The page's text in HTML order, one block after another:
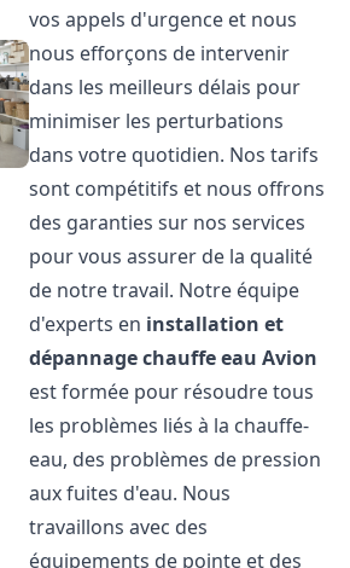
vos appels d'urgence et nous
nous efforçons de intervenir
dans les meilleurs délais pour
minimiser les perturbations
dans votre quotidien. Nos tarifs
sont compétitifs et nous offrons
des garanties sur nos services
pour vous assurer de la qualité
de notre travail. Notre équipe
d'experts en installation et
dépannage chauffe eau Avion
est formée pour résoudre tous
les problèmes liés à la chauffe-
eau, des problèmes de pression
aux fuites d'eau. Nous
travaillons avec des
équipements de pointe et des